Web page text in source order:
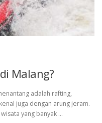
Malang?
adalah rafting,
juga dengan arung jeram.
yang banyak …